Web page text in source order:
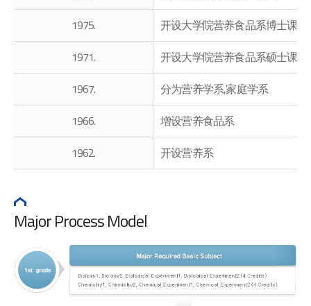
1975.
开设大学院营养食品系博士课程
1971.
开设大学院营养食品系硕士课程
1967.
分为营养学系,家庭学系
1966.
增设营养食品系
1962.
开设营养系
Major Process Model